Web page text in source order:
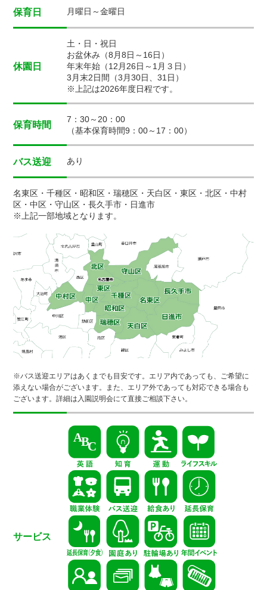
保育日 月曜日～金曜日
休園日
土・日・祝日
お盆休み（8月8日～16日）
年末年始（12月26日～1月３日）
3月末2日間（3月30日、31日）
※上記は2026年度日程です。
保育時間
7：30～20：00
（基本保育時間9：00～17：00）
バス送迎 あり
名東区・千種区・昭和区・瑞穂区・天白区・東区・北区・中村
区・中区・守山区・長久手市・日進市
※上記一部地域となります。
※バス送迎エリアはあくまでも目安です。エリア内であっても、ご希望に
添えない場合がございます。また、エリア外であっても対応できる場合も
ございます。詳細は入園説明会にて直接ご相談下さい。
サービス